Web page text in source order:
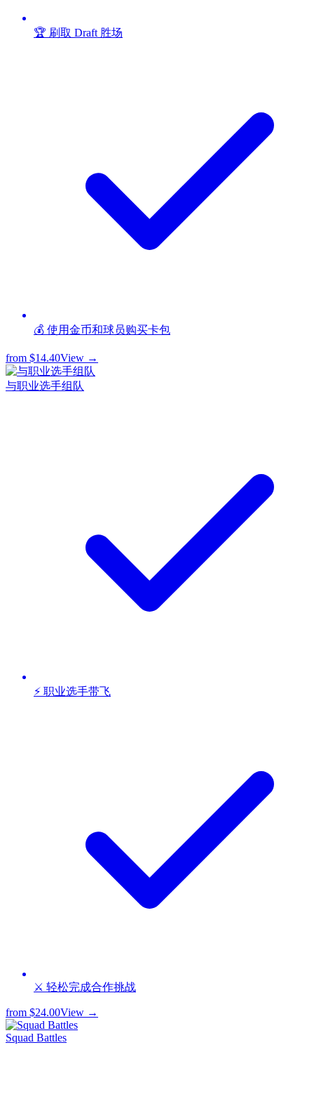
🏆 刷取 Draft 胜场
💰 使用金币和球员购买卡包
from $14.40View →
与职业选手组队
⚡ 职业选手带飞
⚔️ 轻松完成合作挑战
from $24.00View →
Squad Battles